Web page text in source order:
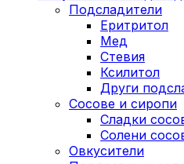
Подсладители
Еритритол
Мед
Стевия
Ксилитол
Други
Сосове и сиропи
Сладки
Солени
Овкусители